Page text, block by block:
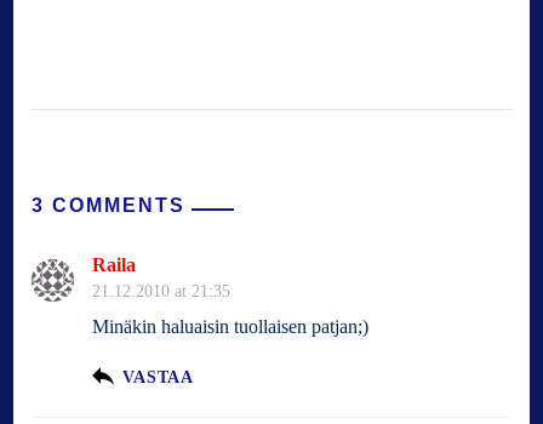
3 COMMENTS
Raila
21.12.2010 at 21:35
Minäkin haluaisin tuollaisen patjan;)
VASTAA